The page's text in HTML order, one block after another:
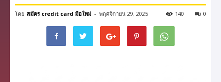
โดย สมัคร credit card มือใหม่ - พฤศจิกายน 29, 2025 0
140